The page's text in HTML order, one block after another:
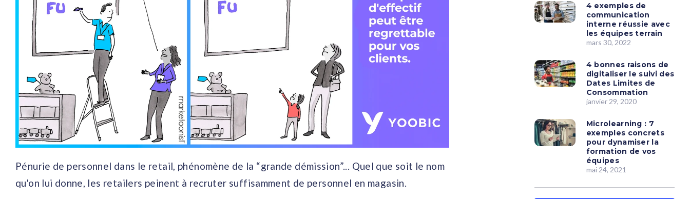
Pénurie de personnel dans le retail, phénomène de la “grande démission”... Quel que soit le nom
qu'on lui donne, les retailers peinent à recruter suffisamment de personnel en magasin.
4 exemples de
communication
interne réussie avec
les équipes terrain
mars 30, 2022
4 bonnes raisons de
digitaliser le suivi des
Dates Limites de
Consommation
janvier 29, 2020
Microlearning : 7
exemples concrets
pour dynamiser la
formation de vos
équipes
mai 24, 2021